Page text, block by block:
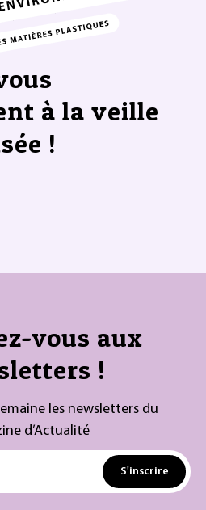
à la veille
!
vous aux
!
les newsletters du
d’Actualité
S'inscrire